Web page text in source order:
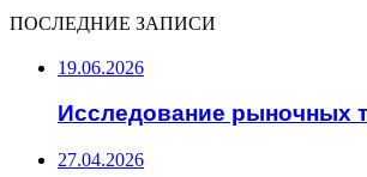
ПОСЛЕДНИЕ ЗАПИСИ
19.06.2026
Исследование рыночных
27.04.2026